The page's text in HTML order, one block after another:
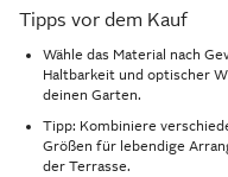
Tipps vor dem Kauf
Wähle das Material nach
Haltbarkeit und optischer
deinen Garten.
Tipp: Kombiniere
Größen für lebendige
der Terrasse.